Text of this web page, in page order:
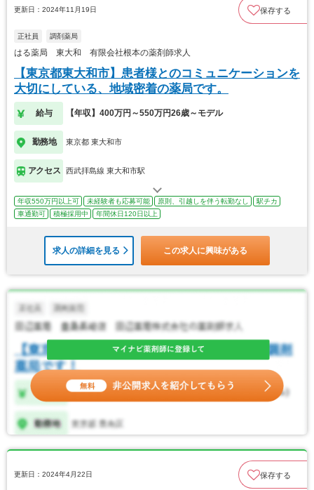
更新日：2024年11月19日 保存する
正社員 調剤薬局
はる薬局 東大和 有限会社根本の薬剤師求人
【東京都東大和市】患者様とのコミュニケーションを
大切にしている、地域密着の薬局です。
給与 【年収】400万円～550万円26歳～モデル
勤務地 東京都 東大和市
アクセス 西武拝島線 東大和市駅
年収550万円以上可 未経験者も応募可能 原則、引越しを伴う転勤なし
駅チカ
車通勤可
積極採用中 年間休日120日以上
求人の詳細を見る この求人に興味がある
更新日：2024年4月22日 保存する